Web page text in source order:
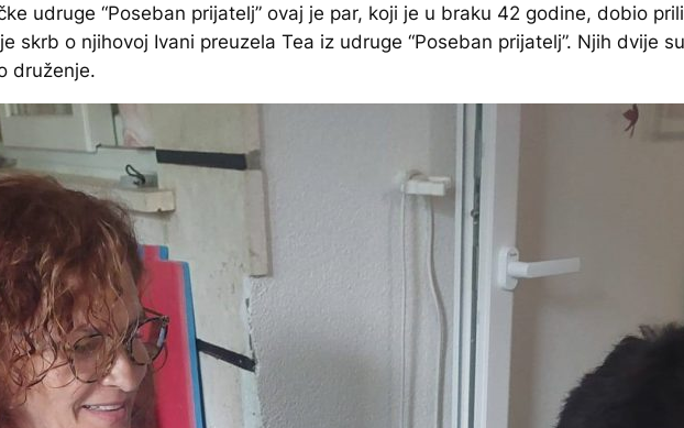
udruge “Poseban prijatelj” ovaj je par, koji je u braku 42 godine, dobio
skrb o njihovoj Ivani preuzela Tea iz udruge “Poseban prijatelj”. Njih dvije
druženje.